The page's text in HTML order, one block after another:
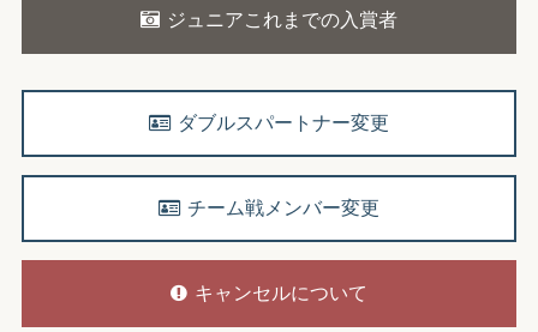
ジュニアこれまでの入賞者
ダブルスパートナー変更
チーム戦メンバー変更
キャンセルについて